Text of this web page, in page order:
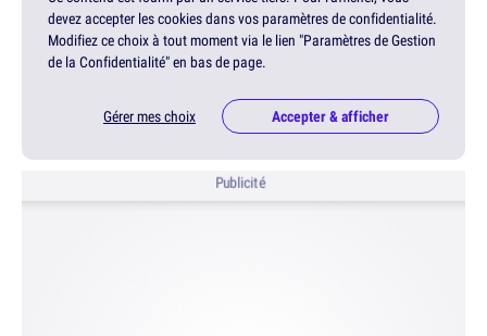
devez accepter les cookies dans vos paramètres de confidentialité.
Modifiez ce choix à tout moment via le lien "Paramètres de Gestion
de la Confidentialité" en bas de page.
Gérer mes choix Accepter & afficher
Publicité